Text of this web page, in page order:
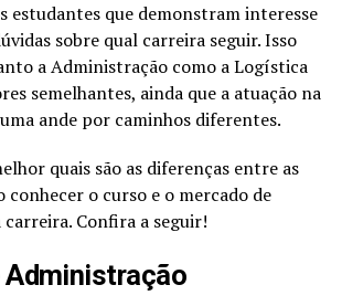
estudantes que demonstram interesse
sobre qual carreira seguir. Isso
a Administração como a Logística
semelhantes, ainda que a atuação na
ande por caminhos diferentes.
quais são as diferenças entre as
conhecer o curso e o mercado de
Confira a seguir!
Administração